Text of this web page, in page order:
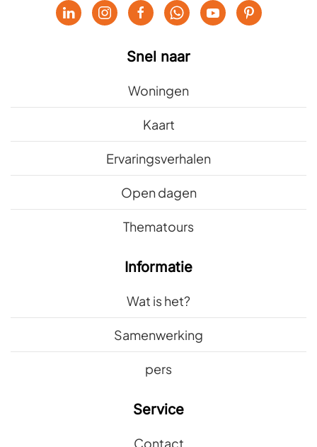
Snel naar
Woningen
Kaart
Ervaringsverhalen
Open dagen
Thematours
Informatie
Wat is het?
Samenwerking
pers
Service
Contact